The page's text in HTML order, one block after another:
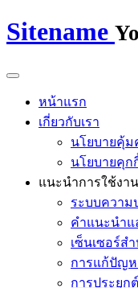
Sitename
หน้าแรก
เกี่ยวกับเรา
นโยบายคุ้
นโยบายคุก
แนะนำการใช้งาน
ระบบความ
คำแนะนำแ
เซ็นเซอร์ส
การแก้ปัญห
การประยุก